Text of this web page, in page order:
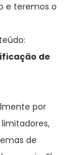
e teremos o
de
por
de